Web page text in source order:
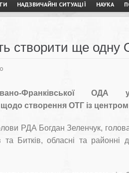
НАДЗВИЧАЙНІ СИТУАЦІЇ НАУКА
створити ще одну
Франківської
створення ОТГ із центром
РДА Богдан Зеленчук,
Битків, обласні та районні